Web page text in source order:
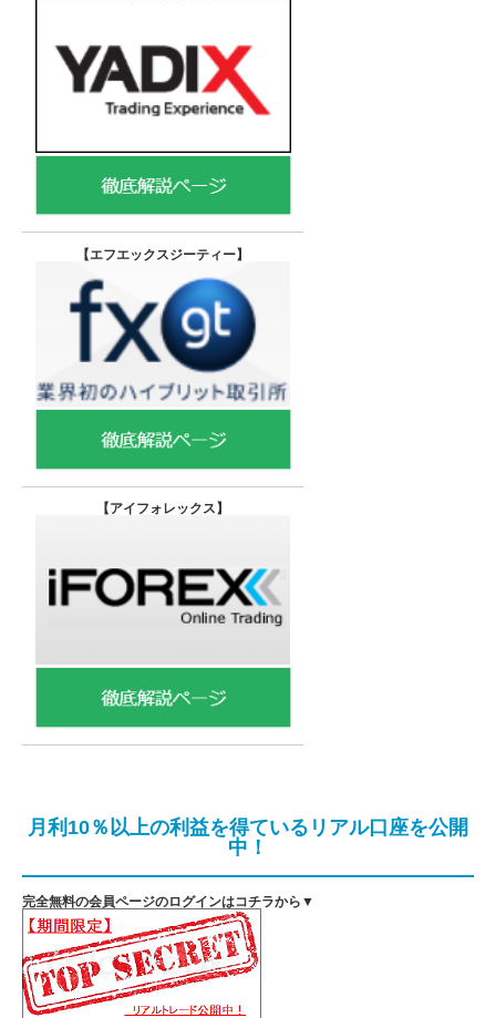
【エフエックスジーティー】
【アイフォレックス】
月利10％以上の利益を得ているリアル口座を公開
中！
完全無料の会員ページのログインはコチラから▼